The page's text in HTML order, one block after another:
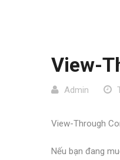
View-
Admin
View-Through
Nếu bạn đang